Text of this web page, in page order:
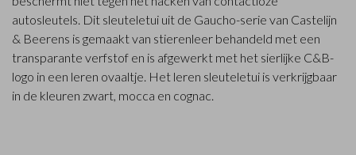
autosleutels. Dit sleuteletui uit de Gaucho-serie van Castelijn
& Beerens is gemaakt van stierenleer behandeld met een
transparante verfstof en is afgewerkt met het sierlijke C&B-
logo in een leren ovaaltje. Het leren sleuteletui is verkrijgbaar
in de kleuren zwart, mocca en cognac.